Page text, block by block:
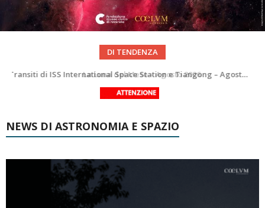
DI TENDENZA
La Luna del Mese – Agosto 2026
Le costellazioni di Agosto 2026: Delfino
NEWS DI ASTRONOMIA E SPAZIO